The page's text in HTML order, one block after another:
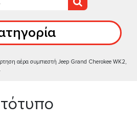
αέρα συμπιεστή Jeep Grand Cherokee WK2,